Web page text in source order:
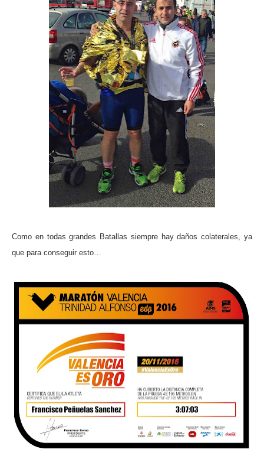
Como en todas grandes Batallas siempre hay daños colaterales, ya
que para conseguir esto…